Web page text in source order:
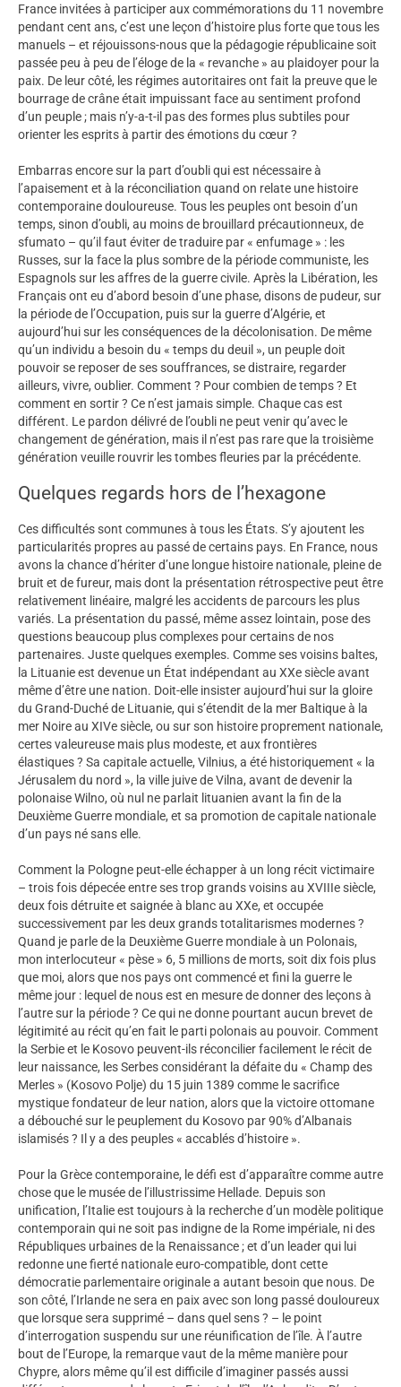
France invitées à participer aux commémorations du 11 novembre
pendant cent ans, c’est une leçon d’histoire plus forte que tous les
manuels – et réjouissons-nous que la pédagogie républicaine soit
passée peu à peu de l’éloge de la « revanche » au plaidoyer pour la
paix. De leur côté, les régimes autoritaires ont fait la preuve que le
bourrage de crâne était impuissant face au sentiment profond
d’un peuple ; mais n’y-a-t-il pas des formes plus subtiles pour
orienter les esprits à partir des émotions du cœur ?
Embarras encore sur la part d’oubli qui est nécessaire à
l’apaisement et à la réconciliation quand on relate une histoire
contemporaine douloureuse. Tous les peuples ont besoin d’un
temps, sinon d’oubli, au moins de brouillard précautionneux, de
sfumato – qu’il faut éviter de traduire par « enfumage » : les
Russes, sur la face la plus sombre de la période communiste, les
Espagnols sur les affres de la guerre civile. Après la Libération, les
Français ont eu d’abord besoin d’une phase, disons de pudeur, sur
la période de l’Occupation, puis sur la guerre d’Algérie, et
aujourd’hui sur les conséquences de la décolonisation. De même
qu’un individu a besoin du « temps du deuil », un peuple doit
pouvoir se reposer de ses souffrances, se distraire, regarder
ailleurs, vivre, oublier. Comment ? Pour combien de temps ? Et
comment en sortir ? Ce n’est jamais simple. Chaque cas est
différent. Le pardon délivré de l’oubli ne peut venir qu’avec le
changement de génération, mais il n’est pas rare que la troisième
génération veuille rouvrir les tombes fleuries par la précédente.
Quelques regards hors de l’hexagone
Ces difficultés sont communes à tous les États. S’y ajoutent les
particularités propres au passé de certains pays. En France, nous
avons la chance d’hériter d’une longue histoire nationale, pleine de
bruit et de fureur, mais dont la présentation rétrospective peut être
relativement linéaire, malgré les accidents de parcours les plus
variés. La présentation du passé, même assez lointain, pose des
questions beaucoup plus complexes pour certains de nos
partenaires. Juste quelques exemples. Comme ses voisins baltes,
la Lituanie est devenue un État indépendant au XXe siècle avant
même d’être une nation. Doit-elle insister aujourd’hui sur la gloire
du Grand-Duché de Lituanie, qui s’étendit de la mer Baltique à la
mer Noire au XIVe siècle, ou sur son histoire proprement nationale,
certes valeureuse mais plus modeste, et aux frontières
élastiques ? Sa capitale actuelle, Vilnius, a été historiquement « la
Jérusalem du nord », la ville juive de Vilna, avant de devenir la
polonaise Wilno, où nul ne parlait lituanien avant la fin de la
Deuxième Guerre mondiale, et sa promotion de capitale nationale
d’un pays né sans elle.
Comment la Pologne peut-elle échapper à un long récit victimaire
– trois fois dépecée entre ses trop grands voisins au XVIIIe siècle,
deux fois détruite et saignée à blanc au XXe, et occupée
successivement par les deux grands totalitarismes modernes ?
Quand je parle de la Deuxième Guerre mondiale à un Polonais,
mon interlocuteur « pèse » 6, 5 millions de morts, soit dix fois plus
que moi, alors que nos pays ont commencé et fini la guerre le
même jour : lequel de nous est en mesure de donner des leçons à
l’autre sur la période ? Ce qui ne donne pourtant aucun brevet de
légitimité au récit qu’en fait le parti polonais au pouvoir. Comment
la Serbie et le Kosovo peuvent-ils réconcilier facilement le récit de
leur naissance, les Serbes considérant la défaite du « Champ des
Merles » (Kosovo Polje) du 15 juin 1389 comme le sacrifice
mystique fondateur de leur nation, alors que la victoire ottomane
a débouché sur le peuplement du Kosovo par 90% d’Albanais
islamisés ? Il y a des peuples « accablés d’histoire ».
Pour la Grèce contemporaine, le défi est d’apparaître comme autre
chose que le musée de l’illustrissime Hellade. Depuis son
unification, l’Italie est toujours à la recherche d’un modèle politique
contemporain qui ne soit pas indigne de la Rome impériale, ni des
Républiques urbaines de la Renaissance ; et d’un leader qui lui
redonne une fierté nationale euro-compatible, dont cette
démocratie parlementaire originale a autant besoin que nous. De
son côté, l’Irlande ne sera en paix avec son long passé douloureux
que lorsque sera supprimé – dans quel sens ? – le point
d’interrogation suspendu sur une réunification de l’île. À l’autre
bout de l’Europe, la remarque vaut de la même manière pour
Chypre, alors même qu’il est difficile d’imaginer passés aussi